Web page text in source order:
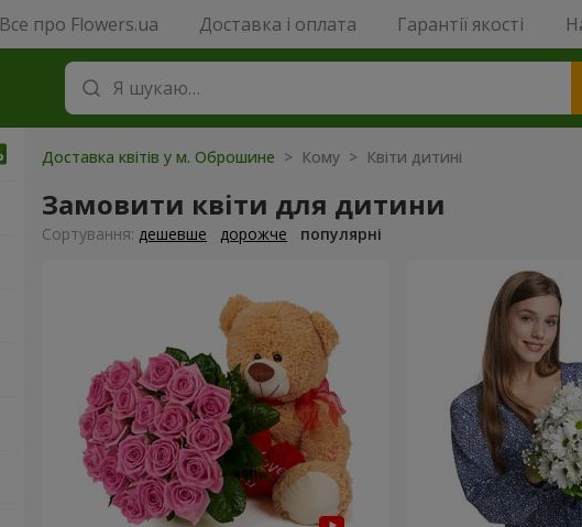
Все про Flowers.ua Доставка і оплата Гарантії якості
Доставка квітів у м. Оброшине > Кому > Квіти дитині
Замовити квіти для дитини
Сортування: дешевше дорожче популярні